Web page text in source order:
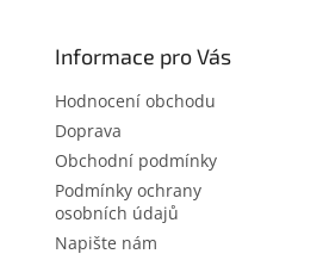
Informace pro Vás
Hodnocení obchodu
Doprava
Obchodní podmínky
Podmínky ochrany
osobních údajů
Napište nám